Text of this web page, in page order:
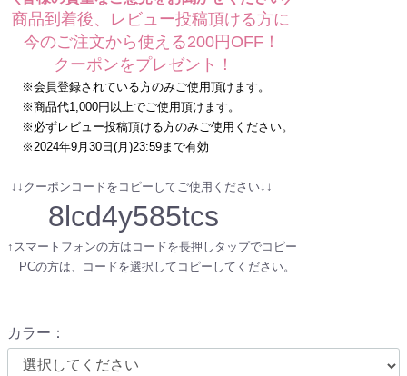
商品到着後、レビュー投稿頂ける方に
今のご注文から使える200円OFF！
クーポンをプレゼント！
※会員登録されている方のみご使用頂けます。
※商品代1,000円以上でご使用頂けます。
※必ずレビュー投稿頂ける方のみご使用ください。
※2024年9月30日(月)23:59まで有効
↓↓クーポンコードをコピーしてご使用ください↓↓
8lcd4y585tcs
↑スマートフォンの方はコードを長押しタップでコピー
PCの方は、コードを選択してコピーしてください。
カラー ：